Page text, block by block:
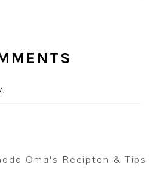
Oma's Recipten & Tips